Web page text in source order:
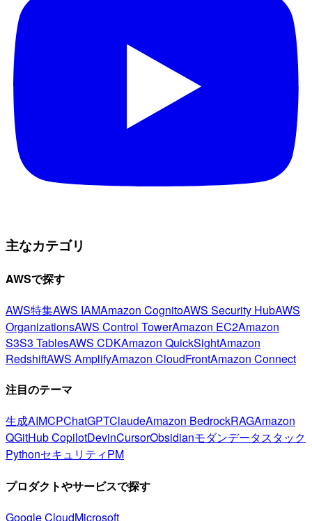
主なカテゴリ
AWSで探す
AWS特集AWS IAMAmazon CognitoAWS Security HubAWS
OrganizationsAWS Control TowerAmazon EC2Amazon
S3S3 TablesAWS CDKAmazon QuickSightAmazon
RedshiftAWS AmplifyAmazon CloudFrontAmazon Connect
注目のテーマ
生成AIMCPChatGPTClaudeAmazon BedrockRAGAmazon
QGitHub CopilotDevinCursorObsidianモダンデータスタック
PythonセキュリティPM
プロダクトやサービスで探す
Google CloudMicrosoft